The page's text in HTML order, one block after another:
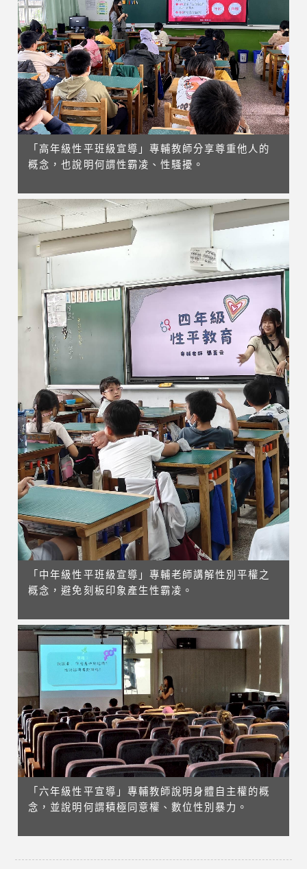
「高年級性平班級宣導」專輔教師分享尊重他人的
概念，也說明何謂性霸凌、性騷擾。
「中年級性平班級宣導」專輔老師講解性別平權之
概念，避免刻板印象產生性霸凌。
「六年級性平宣導」專輔教師說明身體自主權的概
念，並說明何謂積極同意權、數位性別暴力。